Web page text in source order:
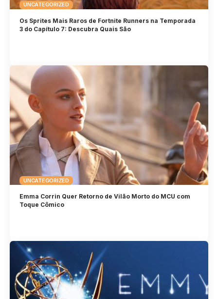
UNCATEGORIZED
Os Sprites Mais Raros de Fortnite Runners na Temporada
3 do Capítulo 7: Descubra Quais São
UNCATEGORIZED
Emma Corrin Quer Retorno de Vilão Morto do MCU com
Toque Cômico